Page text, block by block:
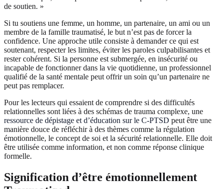
de soutien. »
Si tu soutiens une femme, un homme, un partenaire, un ami ou un
membre de la famille traumatisé, le but n’est pas de forcer la
confidence. Une approche utile consiste à demander ce qui est
soutenant, respecter les limites, éviter les paroles culpabilisantes et
rester cohérent. Si la personne est submergée, en insécurité ou
incapable de fonctionner dans la vie quotidienne, un professionnel
qualifié de la santé mentale peut offrir un soin qu’un partenaire ne
peut pas remplacer.
Pour les lecteurs qui essaient de comprendre si des difficultés
relationnelles sont liées à des schémas de trauma complexe, une
ressource de dépistage et d’éducation sur le C-PTSD peut être une
manière douce de réfléchir à des thèmes comme la régulation
émotionnelle, le concept de soi et la sécurité relationnelle. Elle doit
être utilisée comme information, et non comme réponse clinique
formelle.
Signification d’être émotionnellement